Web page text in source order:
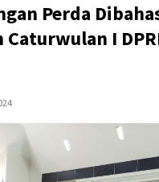
Perda
Caturwulan I